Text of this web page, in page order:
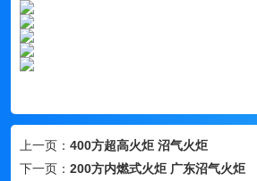
上一页： 400方超高火炬 沼气火炬
下一页： 200方内燃式火炬 广东沼气火炬